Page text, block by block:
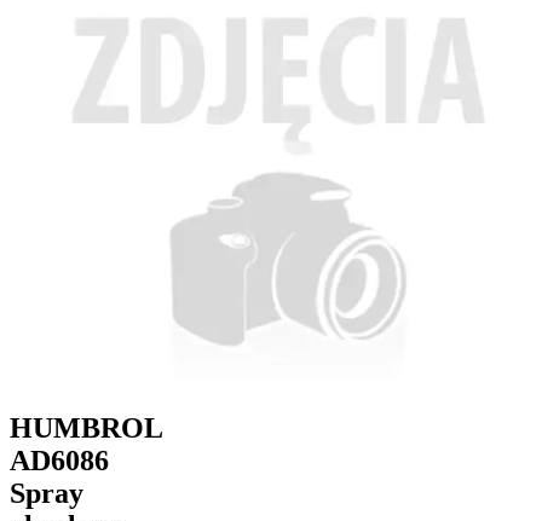
HUMBROL
AD6086
Spray